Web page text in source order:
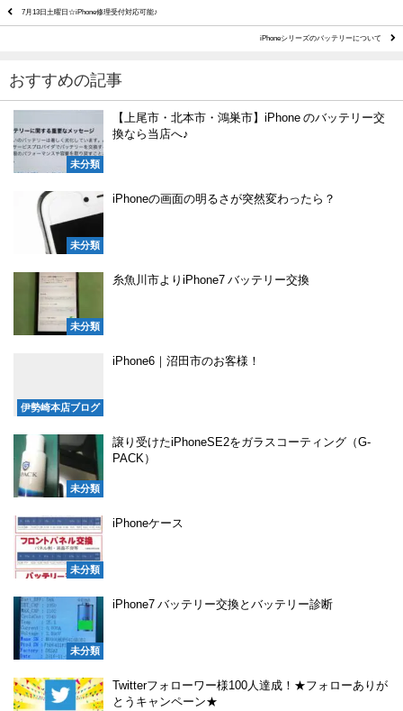
7月13日土曜日☆iPhone修理受付対応可能♪
iPhoneシリーズのバッテリーについて
おすすめの記事
未分類
【上尾市・北本市・鴻巣市】iPhone のバッテリー交
換なら当店へ♪
未分類
iPhoneの画面の明るさが突然変わったら？
未分類
糸魚川市よりiPhone7 バッテリー交換
伊勢崎本店ブログ
iPhone6｜沼田市のお客様！
未分類
譲り受けたiPhoneSE2をガラスコーティング（G-
PACK）
未分類
iPhoneケース
未分類
iPhone7 バッテリー交換とバッテリー診断
Twitterフォローワー様100人達成！★フォローありが
とうキャンペーン★